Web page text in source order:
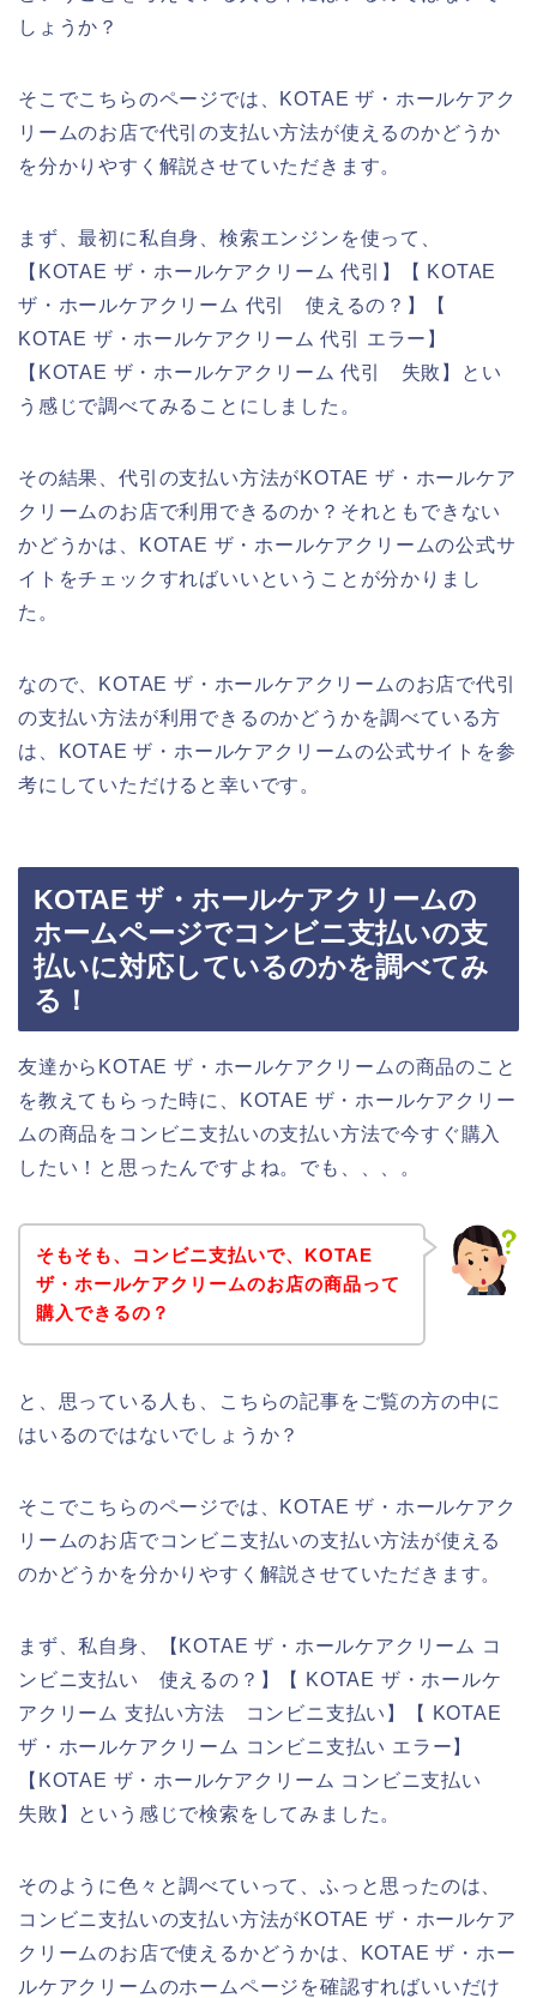
しょうか？
そこでこちらのページでは、KOTAE ザ・ホールケアク
リームのお店で代引の支払い方法が使えるのかどうか
を分かりやすく解説させていただきます。
まず、最初に私自身、検索エンジンを使って、
【KOTAE ザ・ホールケアクリーム 代引】【 KOTAE
ザ・ホールケアクリーム 代引 使えるの？】【
KOTAE ザ・ホールケアクリーム 代引 エラー】
【KOTAE ザ・ホールケアクリーム 代引 失敗】とい
う感じで調べてみることにしました。
その結果、代引の支払い方法がKOTAE ザ・ホールケア
クリームのお店で利用できるのか？それともできない
かどうかは、KOTAE ザ・ホールケアクリームの公式サ
イトをチェックすればいいということが分かりまし
た。
なので、KOTAE ザ・ホールケアクリームのお店で代引
の支払い方法が利用できるのかどうかを調べている方
は、KOTAE ザ・ホールケアクリームの公式サイトを参
考にしていただけると幸いです。
KOTAE ザ・ホールケアクリームの
ホームページでコンビニ支払いの支
払いに対応しているのかを調べてみ
る！
友達からKOTAE ザ・ホールケアクリームの商品のこと
を教えてもらった時に、KOTAE ザ・ホールケアクリー
ムの商品をコンビニ支払いの支払い方法で今すぐ購入
したい！と思ったんですよね。でも、、、。
そもそも、コンビニ支払いで、KOTAE
ザ・ホールケアクリームのお店の商品って
購入できるの？
と、思っている人も、こちらの記事をご覧の方の中に
はいるのではないでしょうか？
そこでこちらのページでは、KOTAE ザ・ホールケアク
リームのお店でコンビニ支払いの支払い方法が使える
のかどうかを分かりやすく解説させていただきます。
まず、私自身、【KOTAE ザ・ホールケアクリーム コ
ンビニ支払い 使えるの？】【 KOTAE ザ・ホールケ
アクリーム 支払い方法 コンビニ支払い】【 KOTAE
ザ・ホールケアクリーム コンビニ支払い エラー】
【KOTAE ザ・ホールケアクリーム コンビニ支払い
失敗】という感じで検索をしてみました。
そのように色々と調べていって、ふっと思ったのは、
コンビニ支払いの支払い方法がKOTAE ザ・ホールケア
クリームのお店で使えるかどうかは、KOTAE ザ・ホー
ルケアクリームのホームページを確認すればいいだけ